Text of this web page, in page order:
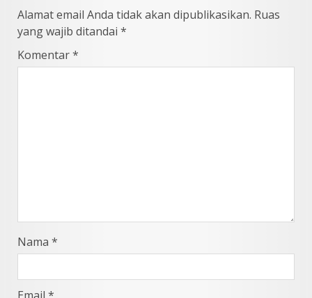
Alamat email Anda tidak akan dipublikasikan. Ruas
yang wajib ditandai *
Komentar*
Nama *